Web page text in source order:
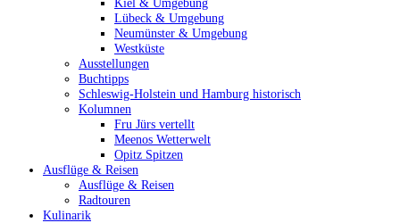
Kiel & Umgebung
Lübeck & Umgebung
Neumünster & Umgebung
Westküste
Ausstellungen
Buchtipps
Schleswig-Holstein und Hamburg historisch
Kolumnen
Fru Jürs vertellt
Meenos Wetterwelt
Opitz Spitzen
Ausflüge & Reisen
Ausflüge & Reisen
Radtouren
Kulinarik